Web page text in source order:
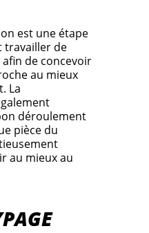
est une étape
travailler de
de concevoir
au mieux
La
déroulement
pièce du
au mieux au